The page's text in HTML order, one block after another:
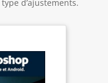
d’ajustements.